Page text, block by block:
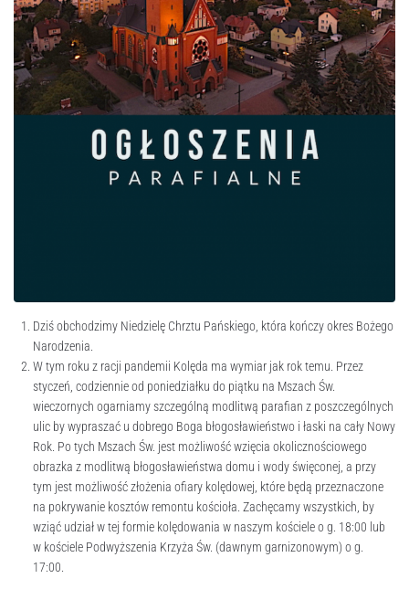
Dziś obchodzimy Niedzielę Chrztu Pańskiego, która kończy okres Bożego
Narodzenia.
W tym roku z racji pandemii Kolęda ma wymiar jak rok temu. Przez
styczeń, codziennie od poniedziałku do piątku na Mszach Św.
wieczornych ogarniamy szczególną modlitwą parafian z poszczególnych
ulic by wypraszać u dobrego Boga błogosławieństwo i łaski na cały Nowy
Rok. Po tych Mszach Św. jest możliwość wzięcia okolicznościowego
obrazka z modlitwą błogosławieństwa domu i wody święconej, a przy
tym jest możliwość złożenia ofiary kolędowej, które będą przeznaczone
na pokrywanie kosztów remontu kościoła. Zachęcamy wszystkich, by
wziąć udział w tej formie kolędowania w naszym kościele o g. 18:00 lub
w kościele Podwyższenia Krzyża Św. (dawnym garnizonowym) o g.
17:00.